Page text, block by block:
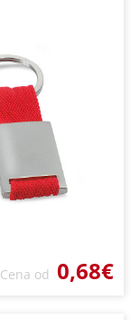
Cena od 0,68€